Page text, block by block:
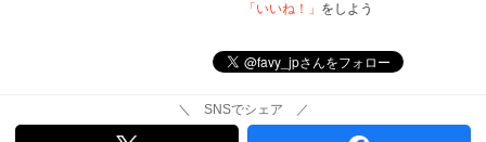
「いいね！」 をしよう
＼ SNSでシェア ／